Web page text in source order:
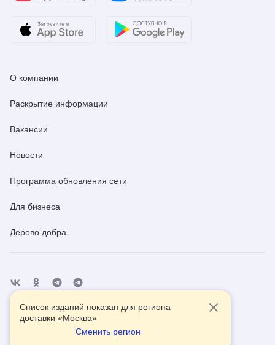
О компании
Раскрытие информации
Вакансии
Новости
Программа обновления сети
Для бизнеса
Дерево добра
Помощь Контакты
Список изданий показан для региона
доставки «Москва»
Сменить регион